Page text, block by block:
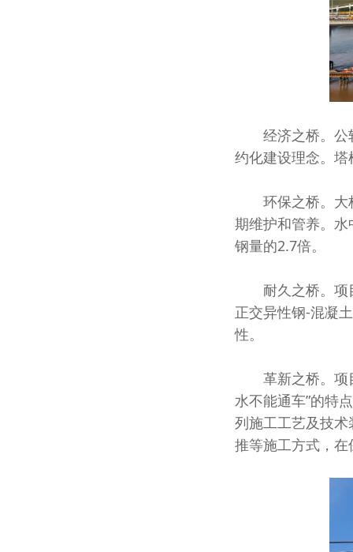
经济之桥。公轨
约化建设理念。
环保之桥。大桥
期维护和管养。
钢量的2.7倍。
耐久之桥。项目
正交异性钢-混凝
性。
革新之桥。项目
水不能通车”的特
列施工工艺及技
推等施工方式，